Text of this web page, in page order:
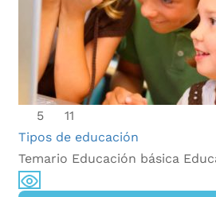
5
11
Tipos de educación
Temario Educación básica